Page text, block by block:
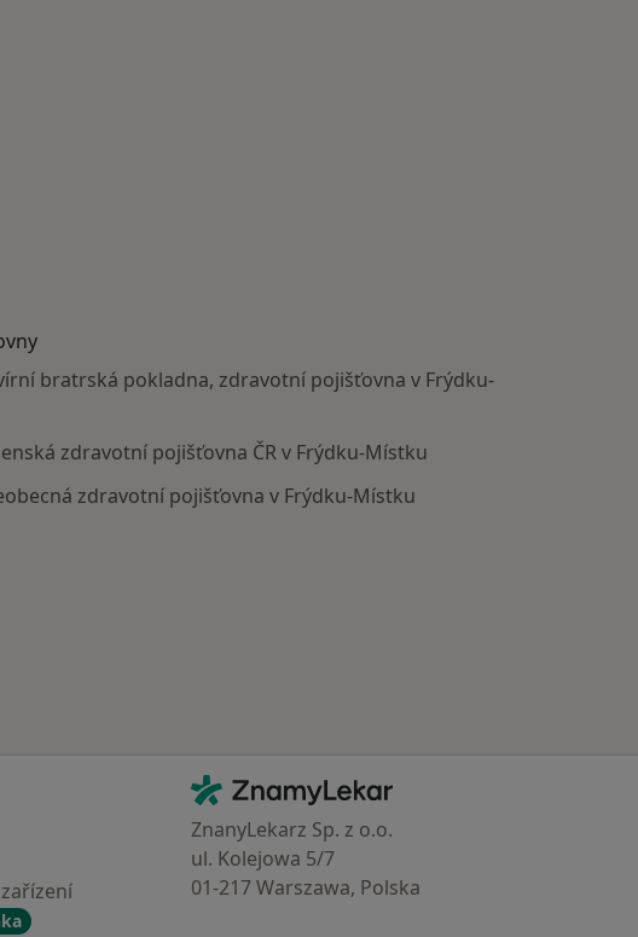
bratrská pokladna, zdravotní pojišťovna v Frýdku-
zdravotní pojišťovna ČR v Frýdku-Místku
zdravotní pojišťovna v Frýdku-Místku
Kontakt
ZnamyLekar - Hlavní stránka
ZnanyLekarz Sp. z o.o.
ul. Kolejowa 5/7
01-217 Warszawa, Polska